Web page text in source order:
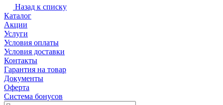
Назад к списку
Каталог
Акции
Услуги
Условия оплаты
Условия доставки
Контакты
Гарантия на товар
Документы
Оферта
Система бонусов